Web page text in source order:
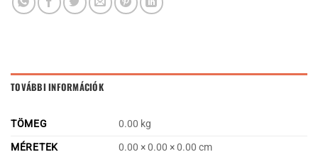
TOVÁBBI INFORMÁCIÓK
TÖMEG
0.00 kg
MÉRETEK
0.00 × 0.00 × 0.00 cm